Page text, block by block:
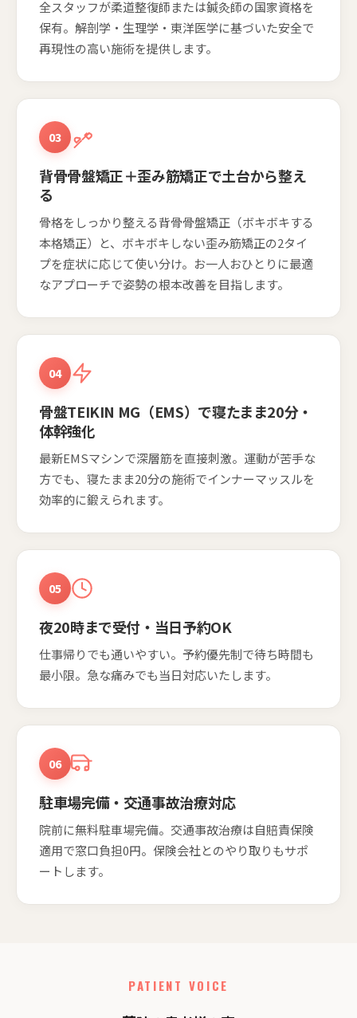
全スタッフが柔道整復師または鍼灸師の国家資格を
保有。解剖学・生理学・東洋医学に基づいた安全で
再現性の高い施術を提供します。
03
背骨骨盤矯正＋歪み筋矯正で土台から整え
る
骨格をしっかり整える背骨骨盤矯正（ボキボキする
本格矯正）と、ボキボキしない歪み筋矯正の2タイ
プを症状に応じて使い分け。お一人おひとりに最適
なアプローチで姿勢の根本改善を目指します。
04
骨盤TEIKIN MG（EMS）で寝たまま20分・
体幹強化
最新EMSマシンで深層筋を直接刺激。運動が苦手な
方でも、寝たまま20分の施術でインナーマッスルを
効率的に鍛えられます。
05
夜20時まで受付・当日予約OK
仕事帰りでも通いやすい。予約優先制で待ち時間も
最小限。急な痛みでも当日対応いたします。
06
駐車場完備・交通事故治療対応
院前に無料駐車場完備。交通事故治療は自賠責保険
適用で窓口負担0円。保険会社とのやり取りもサポ
ートします。
PATIENT VOICE